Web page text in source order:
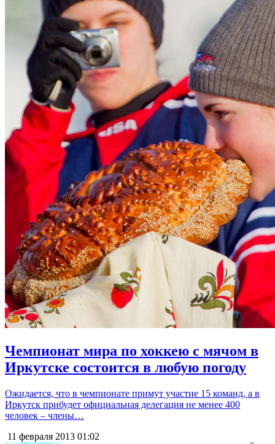
Чемпионат мира по хоккею с мячом в
Иркутске состоится в любую погоду
Ожидается, что в чемпионате примут участие 15 команд, а в
Иркутск прибудет официальная делегация не менее 400
человек – члены…
11 февраля 2013 01:02